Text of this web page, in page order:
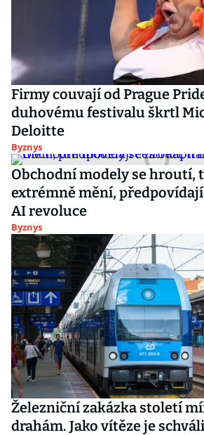
Firmy couvají od Prague
duhovému festivalu škrtl
Deloitte
Byznys
Obchodní modely se hroutí,
extrémně mění,
AI revoluce
Byznys
Železniční zakázka století
drahám. Jako vítěze je